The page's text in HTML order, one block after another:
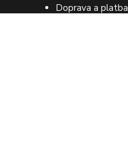
Doprava a platba